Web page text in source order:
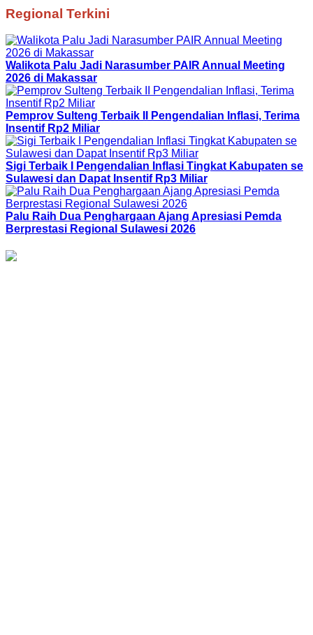
Regional Terkini
Walikota Palu Jadi Narasumber PAIR Annual Meeting
2026 di Makassar
Pemprov Sulteng Terbaik II Pengendalian Inflasi, Terima
Insentif Rp2 Miliar
Sigi Terbaik I Pengendalian Inflasi Tingkat Kabupaten se
Sulawesi dan Dapat Insentif Rp3 Miliar
Palu Raih Dua Penghargaan Ajang Apresiasi Pemda
Berprestasi Regional Sulawesi 2026